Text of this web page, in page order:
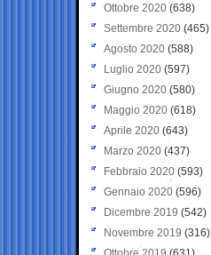
Ottobre 2020 (638)
Settembre 2020(465)
Agosto 2020 (588)
Luglio 2020 (597)
Giugno 2020 (580)
Maggio 2020 (618)
Aprile 2020 (643)
Marzo 2020 (437)
Febbraio 2020 (593)
Gennaio 2020 (596)
Dicembre 2019 (542)
Novembre 2019 (316)